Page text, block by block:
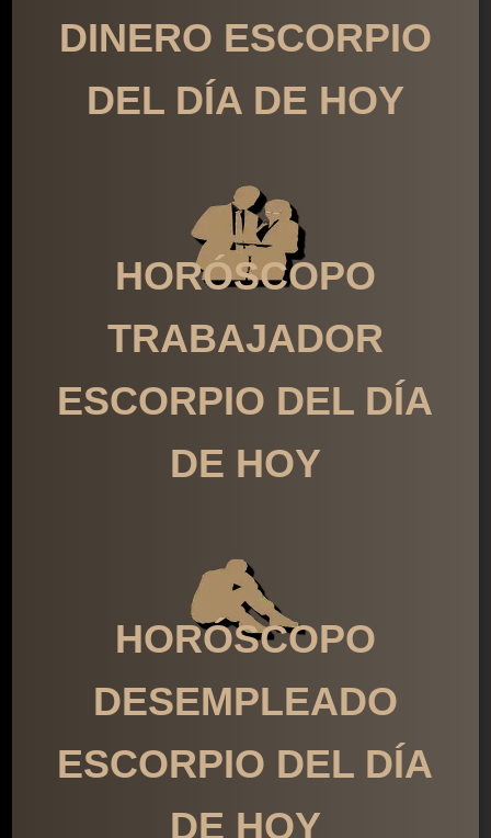
DINERO ESCORPIO
DEL DÍA DE HOY
HORÓSCOPO
TRABAJADOR
ESCORPIO DEL DÍA
DE HOY
HORÓSCOPO
DESEMPLEADO
ESCORPIO DEL DÍA
DE HOY